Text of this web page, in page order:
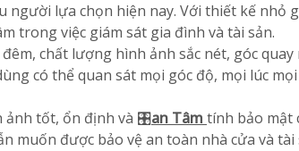
lựa chọn hiện nay. Với thiết kế nhỏ
trong việc giám sát gia đình và tài sản.
chất lượng hình ảnh sắc nét, góc quay
có thể quan sát mọi góc độ, mọi lúc
ảnh tốt, ổn định và 🎛an Tâm tính bảo mật
muốn được bảo vệ an toàn nhà cửa và tài